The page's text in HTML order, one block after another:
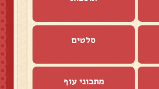
סלטים
מתכוני עוף